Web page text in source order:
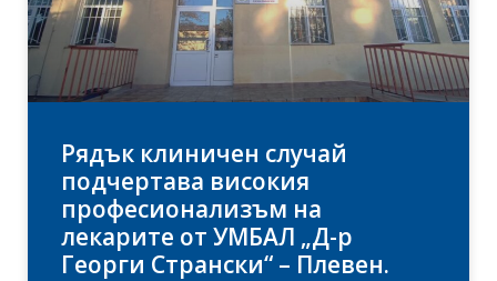
Рядък клиничен случай
подчертава високия
професионализъм на
лекарите от УМБАЛ „Д-р
Георги Странски“ – Плевен.